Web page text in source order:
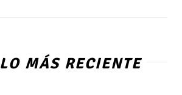
LO MÁS RECIENTE